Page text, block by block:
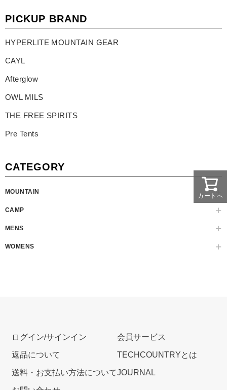
PICKUP BRAND
HYPERLITE MOUNTAIN GEAR
CAYL
Afterglow
OWL MILS
THE FREE SPIRITS
Pre Tents
CATEGORY
MOUNTAIN
CAMP
MENS
WOMENS
カートへ
ログイン/サインイン
返品について
送料・お支払い方法について
会員サービス
TECHCOUNTRYとは
JOURNAL